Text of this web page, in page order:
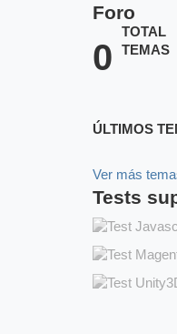
Foro
0
TOTAL
TEMAS
ÚLTIMOS
Ver más
Tests